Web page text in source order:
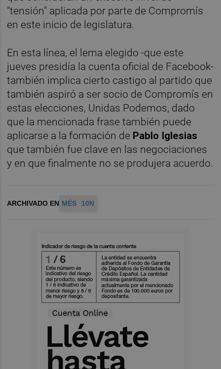
"tensión" aplicada por parte de Compromís
en este inicio de legislatura.
En esta línea, el lema elegido -que este
jueves presidía la cuenta oficial de Facebook-
también implica cierto castigo al partido que
también aspiró a ser socio de Compromís en
estas elecciones, Unidas Podemos, dado
que la mencionada frase también puede
aplicarse a la formación de Pablo Iglesias
que también fue clave en las negociaciones
y en que finalmente no se produjera acuerdo.
ARCHIVADO EN MÉS 10N